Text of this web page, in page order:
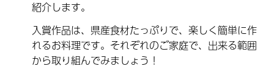
紹介します。
入賞作品は、県産食材たっぷりで、楽しく簡単に作
れるお料理です。それぞれのご家庭で、出来る範囲
から取り組んでみましょう！